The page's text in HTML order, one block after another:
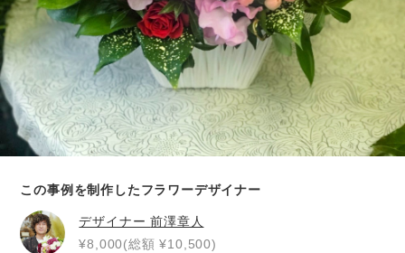
この事例を制作したフラワーデザイナー
デザイナー前澤章人
¥8,000(総額 ¥10,500)